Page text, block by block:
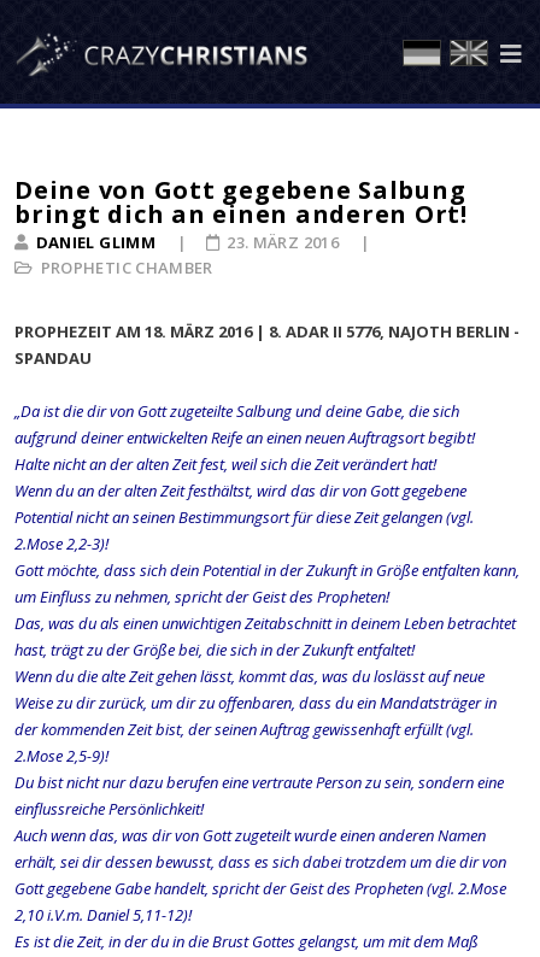
Deine von Gott gegebene Salbung
bringt dich an einen anderen Ort!
DANIEL GLIMM
PROPHETIC CHAMBER
23. MÄRZ 2016
PROPHEZEIT AM 18. MÄRZ 2016 | 8. ADAR II 5776, NAJOTH BERLIN -
SPANDAU
„Da ist die dir von Gott zugeteilte Salbung und deine Gabe, die sich
aufgrund deiner entwickelten Reife an einen neuen Auftragsort begibt!
Halte nicht an der alten Zeit fest, weil sich die Zeit verändert hat!
Wenn du an der alten Zeit festhältst, wird das dir von Gott gegebene
Potential nicht an seinen Bestimmungsort für diese Zeit gelangen (vgl.
2.Mose 2,2-3)!
Gott möchte, dass sich dein Potential in der Zukunft in Größe entfalten kann,
um Einfluss zu nehmen, spricht der Geist des Propheten!
Das, was du als einen unwichtigen Zeitabschnitt in deinem Leben betrachtet
hast, trägt zu der Größe bei, die sich in der Zukunft entfaltet!
Wenn du die alte Zeit gehen lässt, kommt das, was du loslässt auf neue
Weise zu dir zurück, um dir zu offenbaren, dass du ein Mandatsträger in
der kommenden Zeit bist, der seinen Auftrag gewissenhaft erfüllt (vgl.
2.Mose 2,5-9)!
Du bist nicht nur dazu berufen eine vertraute Person zu sein, sondern eine
einflussreiche Persönlichkeit!
Auch wenn das, was dir von Gott zugeteilt wurde einen anderen Namen
erhält, sei dir dessen bewusst, dass es sich dabei trotzdem um die dir von
Gott gegebene Gabe handelt, spricht der Geist des Propheten (vgl. 2.Mose
2,10 i.V.m. Daniel 5,11-12)!
Es ist die Zeit, in der du in die Brust Gottes gelangst, um mit dem Maß